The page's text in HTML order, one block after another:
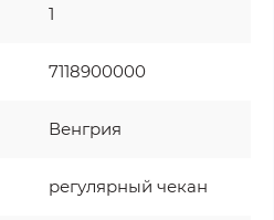
1
7118900000
Венгрия
регулярный чекан